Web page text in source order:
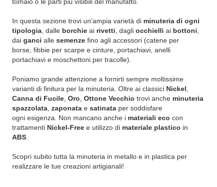
In questa sezione trovi un'ampia varietà di minuteria di ogni
tipologia , dalle borchie ai rivetti , dagli occhielli ai bottoni
dai ganci alle semenze fino agli accessori (catene per
borse, fibbie per scarpe e cinture, portachiavi, anelli
portachiavi e moschettoni per tracolle).
Poniamo grande attenzione a fornirti sempre moltissime
varianti di finitura per la minuteria. Oltre ai classici Nickel
Canna di Fucile Oro Ottone Vecchio trovi anche minuteria
spazzolata zaponata e satinata per soddisfare
ogni esigenza. Non mancano anche i materiali eco con
trattamenti Nickel-Free e utilizzo di materiale plastico in
ABS
Scopri subito tutta la minuteria in metallo e in plastica per
realizzare le tue creazioni artigianali!